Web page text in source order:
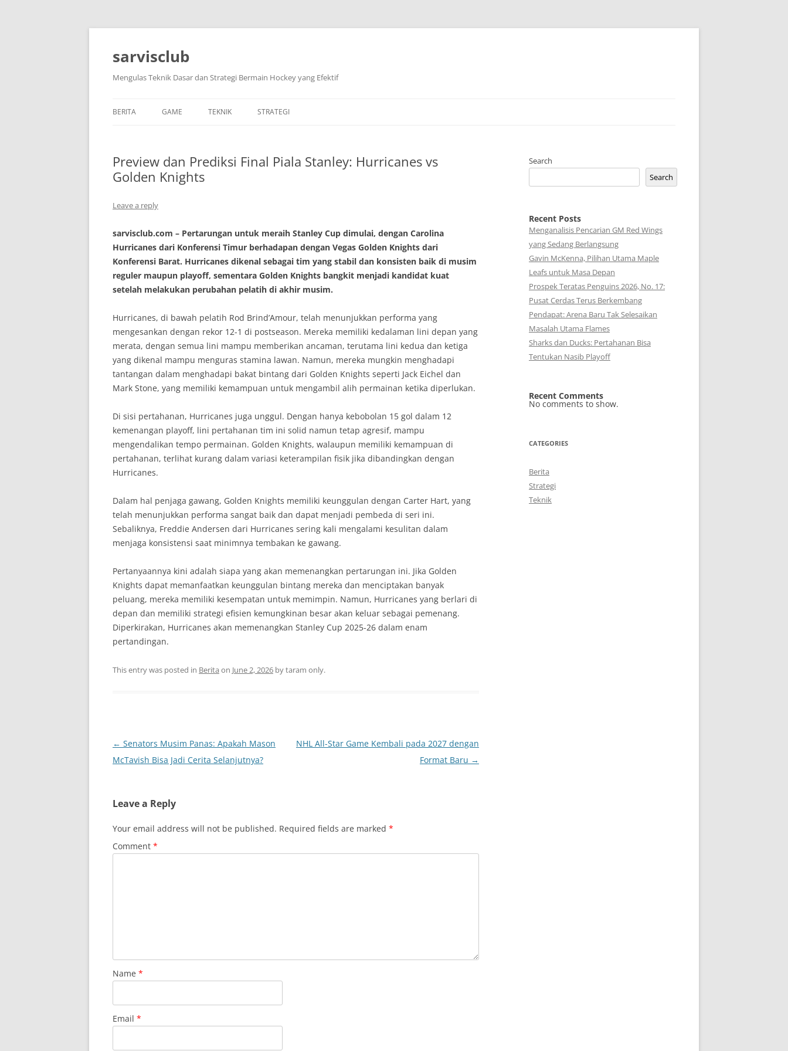
Skip
sarvisclub
Mengulas Teknik Dasar dan Strategi Bermain Hockey yang Efektif
BERITA GAME TEKNIK STRATEGI
Preview dan Prediksi Final Piala Stanley: Hurricanes vs
Golden Knights
Leave a reply
sarvisclub.com – Pertarungan untuk meraih Stanley Cup dimulai, dengan Carolina
Hurricanes dari Konferensi Timur berhadapan dengan Vegas Golden Knights dari
Konferensi Barat. Hurricanes dikenal sebagai tim yang stabil dan konsisten baik di musim
reguler maupun playoff, sementara Golden Knights bangkit menjadi kandidat kuat
setelah melakukan perubahan pelatih di akhir musim.
Hurricanes, di bawah pelatih Rod Brind’Amour, telah menunjukkan performa yang
mengesankan dengan rekor 12-1 di postseason. Mereka memiliki kedalaman lini depan yang
merata, dengan semua lini mampu memberikan ancaman, terutama lini kedua dan ketiga
yang dikenal mampu menguras stamina lawan. Namun, mereka mungkin menghadapi
tantangan dalam menghadapi bakat bintang dari Golden Knights seperti Jack Eichel dan
Mark Stone, yang memiliki kemampuan untuk mengambil alih permainan ketika diperlukan.
Di sisi pertahanan, Hurricanes juga unggul. Dengan hanya kebobolan 15 gol dalam 12
kemenangan playoff, lini pertahanan tim ini solid namun tetap agresif, mampu
mengendalikan tempo permainan. Golden Knights, walaupun memiliki kemampuan di
pertahanan, terlihat kurang dalam variasi keterampilan fisik jika dibandingkan dengan
Hurricanes.
Dalam hal penjaga gawang, Golden Knights memiliki keunggulan dengan Carter Hart, yang
telah menunjukkan performa sangat baik dan dapat menjadi pembeda di seri ini.
Sebaliknya, Freddie Andersen dari Hurricanes sering kali mengalami kesulitan dalam
menjaga konsistensi saat minimnya tembakan ke gawang.
Pertanyaannya kini adalah siapa yang akan memenangkan pertarungan ini. Jika Golden
Knights dapat memanfaatkan keunggulan bintang mereka dan menciptakan banyak
peluang, mereka memiliki kesempatan untuk memimpin. Namun, Hurricanes yang berlari di
depan dan memiliki strategi efisien kemungkinan besar akan keluar sebagai pemenang.
Diperkirakan, Hurricanes akan memenangkan Stanley Cup 2025-26 dalam enam
pertandingan.
This entry was posted in Berita on June 2, 2026 bytaram only.
Post
navigation
← Senators Musim Panas: Apakah Mason
McTavish Bisa Jadi Cerita Selanjutnya?
NHL All-Star Game Kembali pada 2027 dengan
Format Baru →
Leave a Reply
Your email address will not be published. Required fields are marked *
Comment *
Name *
Email *
Search
Search
Recent Posts
Menganalisis Pencarian GM Red Wings
yang Sedang Berlangsung
Gavin McKenna, Pilihan Utama Maple
Leafs untuk Masa Depan
Prospek Teratas Penguins 2026, No. 17:
Pusat Cerdas Terus Berkembang
Pendapat: Arena Baru Tak Selesaikan
Masalah Utama Flames
Sharks dan Ducks: Pertahanan Bisa
Tentukan Nasib Playoff
Recent Comments
No comments to show.
CATEGORIES
Berita
Strategi
Teknik